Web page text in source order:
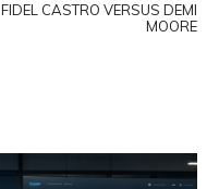
FIDEL CASTRO VERSUS DEMI
MOORE